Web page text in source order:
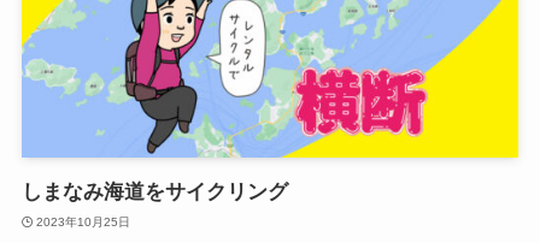
しまなみ海道をサイクリング
2023年10月25日